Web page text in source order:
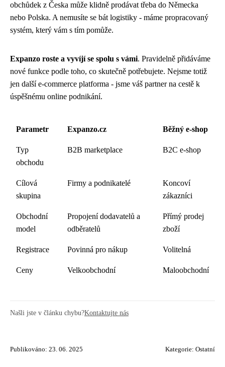
obchůdek z Česka může klidně prodávat třeba do Německa
nebo Polska. A nemusíte se bát logistiky - máme propracovaný
systém, který vám s tím pomůže.
Expanzo roste a vyvíjí se spolu s vámi. Pravidelně přidáváme
nové funkce podle toho, co skutečně potřebujete. Nejsme totiž
jen další e-commerce platforma - jsme váš partner na cestě k
úspěšnému online podnikání.
Parametr Expanzo.cz Běžný e-shop
Typ
obchodu
B2B marketplace B2C e-shop
Cílová
skupina
Firmy a podnikatelé
Koncoví
zákazníci
Obchodní
model
Propojení dodavatelů a
odběratelů
Přímý prodej
zboží
Registrace Povinná pro nákup Volitelná
Ceny Velkoobchodní Maloobchodní
Našli jste v článku chybu?Kontaktujte nás
Publikováno: 23. 06. 2025 Kategorie: Ostatní